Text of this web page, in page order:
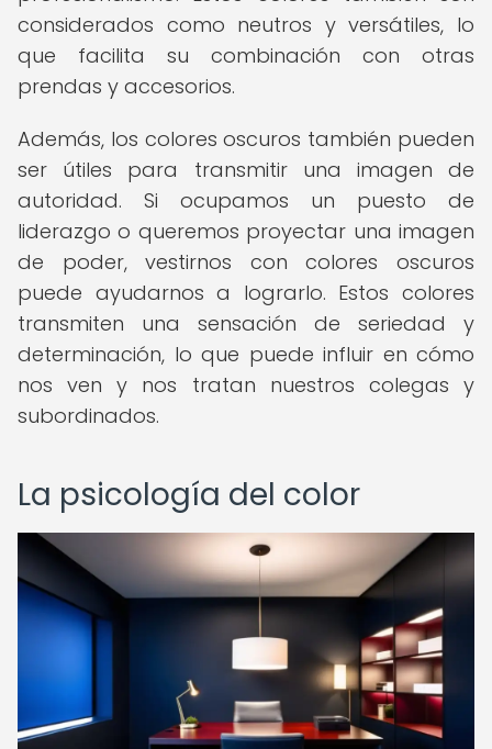
considerados como neutros y versátiles, lo
que facilita su combinación con otras
prendas y accesorios.
Además, los colores oscuros también pueden
ser útiles para transmitir una imagen de
autoridad. Si ocupamos un puesto de
liderazgo o queremos proyectar una imagen
de poder, vestirnos con colores oscuros
puede ayudarnos a lograrlo. Estos colores
transmiten una sensación de seriedad y
determinación, lo que puede influir en cómo
nos ven y nos tratan nuestros colegas y
subordinados.
La psicología del color